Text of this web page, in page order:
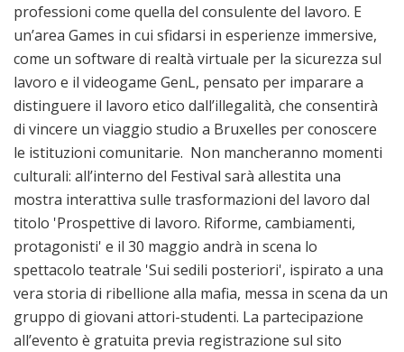
professioni come quella del consulente del lavoro. E
un’area Games in cui sfidarsi in esperienze immersive,
come un software di realtà virtuale per la sicurezza sul
lavoro e il videogame GenL, pensato per imparare a
distinguere il lavoro etico dall’illegalità, che consentirà
di vincere un viaggio studio a Bruxelles per conoscere
le istituzioni comunitarie. Non mancheranno momenti
culturali: all’interno del Festival sarà allestita una
mostra interattiva sulle trasformazioni del lavoro dal
titolo 'Prospettive di lavoro. Riforme, cambiamenti,
protagonisti' e il 30 maggio andrà in scena lo
spettacolo teatrale 'Sui sedili posteriori', ispirato a una
vera storia di ribellione alla mafia, messa in scena da un
gruppo di giovani attori-studenti. La partecipazione
all’evento è gratuita previa registrazione sul sito